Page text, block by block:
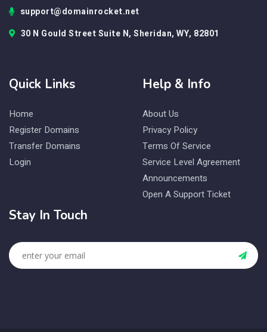
support@domainrocket.net
30 N Gould Street Suite N, Sheridan, WY, 82801
Quick Links
Home
Register Domains
Transfer Domains
Login
Help & Info
About Us
Privacy Policy
Terms Of Service
Service Level Agreement
Announcements
Open A Support Ticket
Stay In Touch